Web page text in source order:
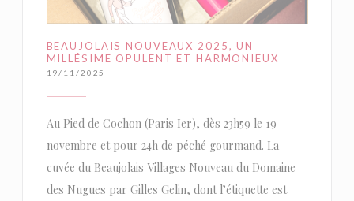
BEAUJOLAIS NOUVEAUX 2025, UN
MILLÉSIME OPULENT ET HARMONIEUX
19/11/2025
Au Pied de Cochon (Paris Ier), dès 23h59 le 19
novembre et pour 24h de péché gourmand. La
cuvée du Beaujolais Villages Nouveau du Domaine
des Nugues par Gilles Gelin, dont l’étiquette est